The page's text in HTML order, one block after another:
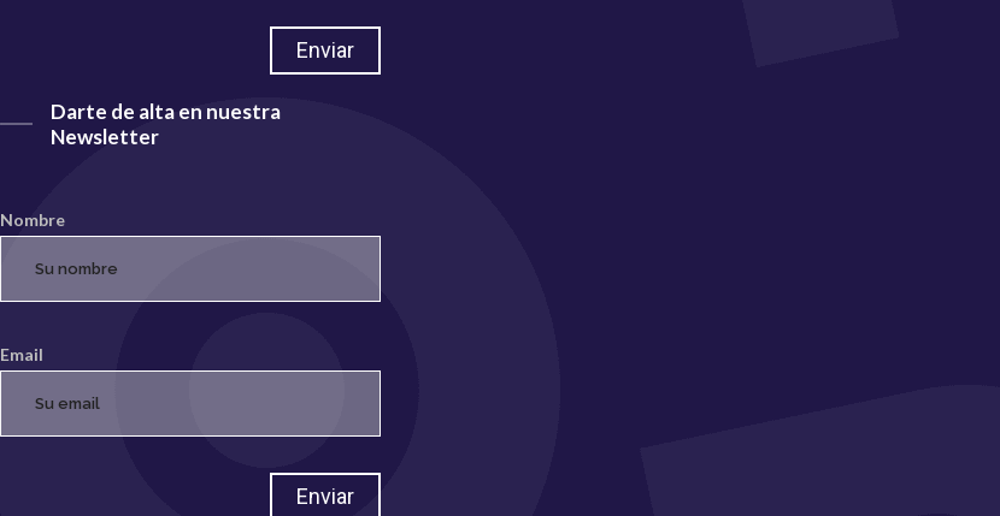
Darte de alta en nuestra
Newsletter
Nombre
Email